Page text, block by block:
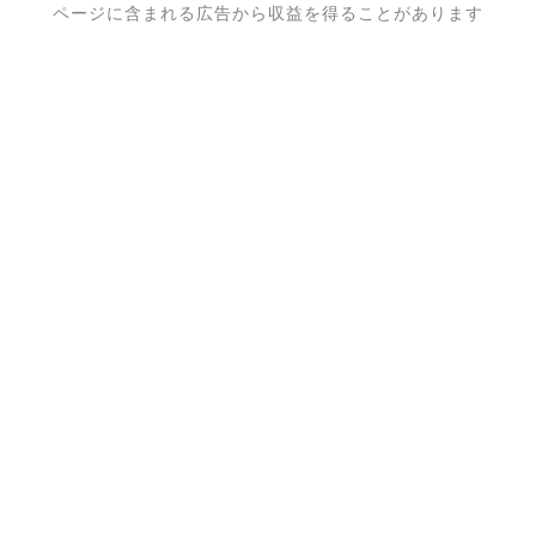
ページに含まれる広告から収益を得ることがあります